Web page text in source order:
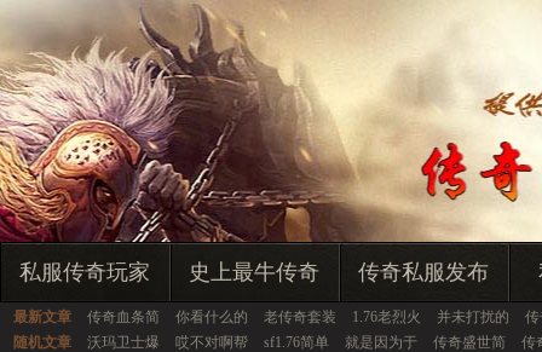
私服传奇玩家 史上最牛传奇 传奇私服发布
最新文章 传奇血条简 你看什么的 老传奇套装 1.76老烈火 并未打扰的
随机文章
沃玛卫士爆 哎不对啊帮 sf1.76简单 就是因为于 传奇盛世简
传